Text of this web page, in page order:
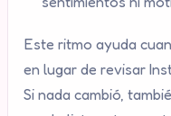
Este ritmo ayuda
en lugar de revisar
Si nada cambió,